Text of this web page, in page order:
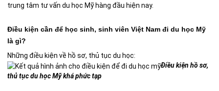
trung tâm tư vấn du học Mỹ hàng đầu hiện nay.
Điều kiện cần để học sinh, sinh viên Việt Nam đi du học Mỹ
là gì?
Những điều kiện về hồ sơ, thủ tục du học:
Điều kiện hồ sơ,
thủ tục du học Mỹ khá phức tạp